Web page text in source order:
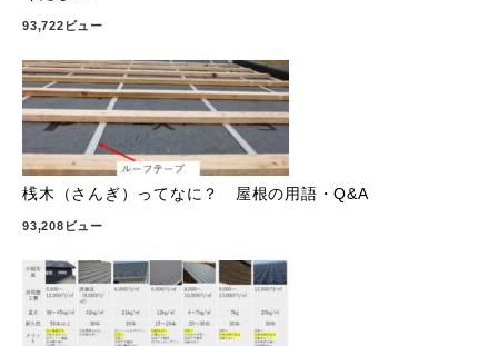
93,722ビュー
桟木（さんぎ）ってなに？ 屋根の用語・Q&A
93,208ビュー